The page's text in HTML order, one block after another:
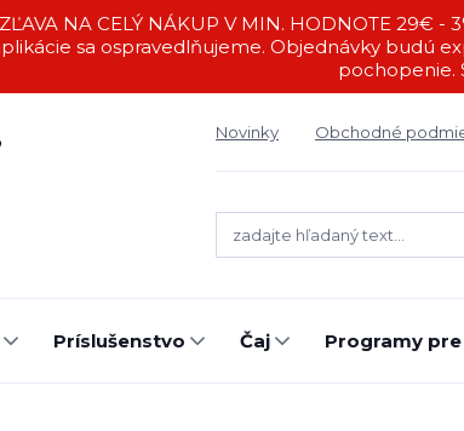
ZĽAVA NA CELÝ NÁKUP V MIN. HODNOTE
sa ospravedlňujeme. Objednávky budú
pochopenie.
Novinky Obchodné
Príslušenstvo Čaj Programy